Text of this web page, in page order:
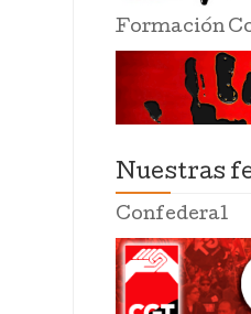
Formación
Nuestras
Confederal